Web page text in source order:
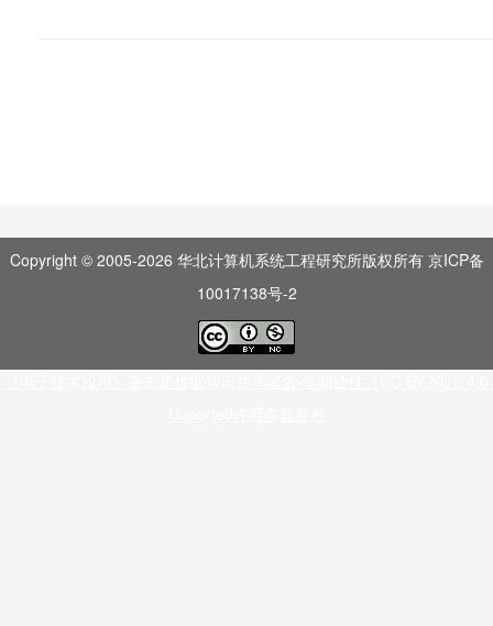
Copyright © 2005-2026 华北计算机系统工程研究所版权所有 京ICP备
10017138号-2